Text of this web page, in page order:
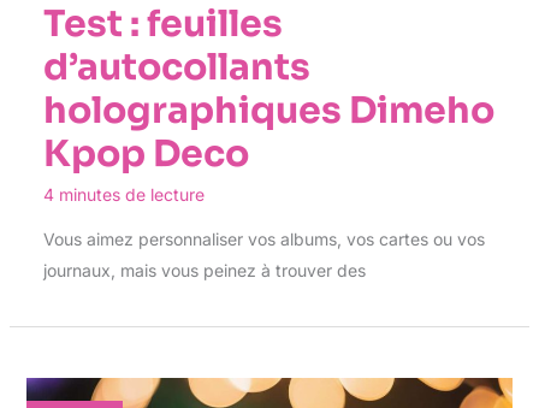
Test : feuilles
d’autocollants
holographiques Dimeho
Kpop Deco
4 minutes de lecture
Vous aimez personnaliser vos albums, vos cartes ou vos
journaux, mais vous peinez à trouver des